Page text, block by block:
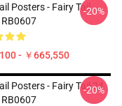
Posters - Fairy Tail
- ￥665,550
-20%
Posters - Fairy Tail 24
-20%